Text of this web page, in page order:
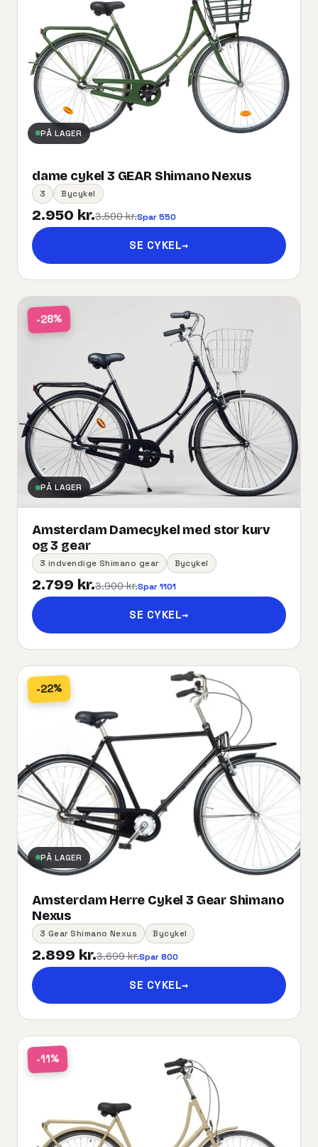
PÅ LAGER
dame cykel 3 GEAR Shimano Nexus
3 Bycykel
2.950 kr.3.500 kr.Spar 550
SE CYKEL→
-28%
PÅ LAGER
Amsterdam Damecykel med stor kurv
og 3 gear
3 indvendige Shimano gear Bycykel
2.799 kr.3.900 kr.Spar 1101
SE CYKEL→
-22%
PÅ LAGER
Amsterdam Herre Cykel 3 Gear Shimano
Nexus
3 Gear Shimano Nexus Bycykel
2.899 kr.3.699 kr.Spar 800
SE CYKEL→
-11%